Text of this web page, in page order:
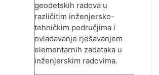
geodetskih radova u
različitim inženjersko-
tehničkim područjima i
ovladavanje rješavanjem
elementarnih zadataka u
inženjerskim radovima.